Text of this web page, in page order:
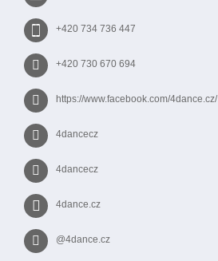
+420 734 736 447
+420 730 670 694
https://www.facebook.com/4dance.cz/
4dancecz
4dancecz
4dance.cz
@4dance.cz